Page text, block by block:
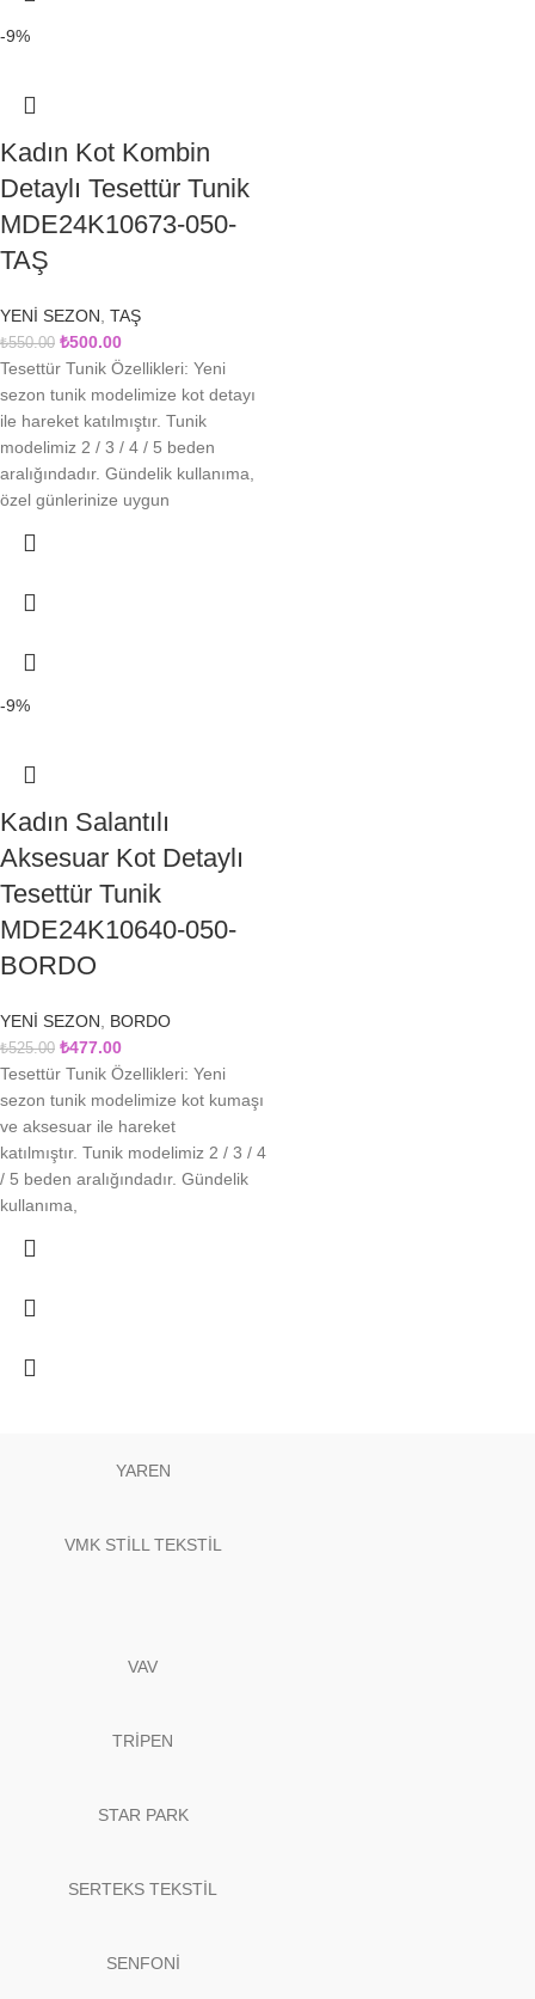
-9%
Kadın Kot Kombin
Detaylı Tesettür Tunik
MDE24K10673-050-
TAŞ
YENİ SEZON, TAŞ
₺550.00 ₺500.00
Tesettür Tunik Özellikleri: Yeni
sezon tunik modelimize kot detayı
ile hareket katılmıştır. Tunik
modelimiz 2 / 3 / 4 / 5 beden
aralığındadır. Gündelik kullanıma,
özel günlerinize uygun
-9%
Kadın Salantılı
Aksesuar Kot Detaylı
Tesettür Tunik
MDE24K10640-050-
BORDO
YENİ SEZON, BORDO
₺525.00 ₺477.00
Tesettür Tunik Özellikleri: Yeni
sezon tunik modelimize kot kumaşı
ve aksesuar ile hareket
katılmıştır. Tunik modelimiz 2 / 3 / 4
/ 5 beden aralığındadır. Gündelik
kullanıma,
YAREN
VMK STİLL TEKSTİL
VAV
TRİPEN
STAR PARK
SERTEKS TEKSTİL
SENFONİ